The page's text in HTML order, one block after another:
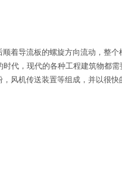
着导流板的螺旋方向流动，整个
代，现代的各种工程建筑物都需
，风机传送装置等组成，并以很快